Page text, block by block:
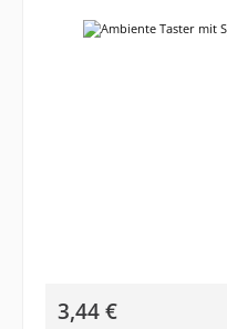
Bildergalerie überspringen
Regulärer Preis:
3,44 €